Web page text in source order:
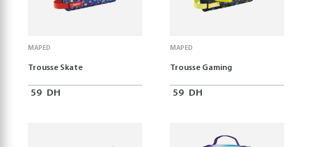
MAPED
Trousse Skate
59 DH
MAPED
Trousse Gaming
59 DH